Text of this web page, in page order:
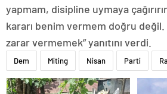
yapmam, disipline uymaya
kararı benim vermem doğru
zarar vermemek” yanıtını verdi.
Dem Miting Nisan Parti